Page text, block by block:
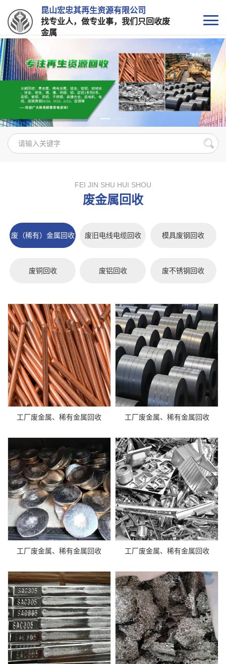
昆山宏忠其再生资源有限公司
找专业人，做专业事，我们只回收废
金属
FEI JIN SHU HUI SHOU
废金属回收
废（稀有）金属回收 废旧电线电缆回收 模具废钢回收
废铜回收 废铝回收 废不锈钢回收
工厂废金属、稀有金属回收 工厂废金属、稀有金属回收
工厂废金属、稀有金属回收 工厂废金属、稀有金属回收